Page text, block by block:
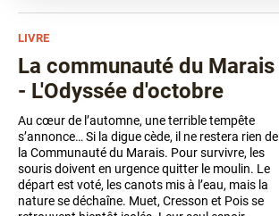
LIVRE
La communauté du Marais
- L'Odyssée d'octobre
Au cœur de l’automne, une terrible tempête
s’annonce… Si la digue cède, il ne restera rien de
la Communauté du Marais. Pour survivre, les
souris doivent en urgence quitter le moulin. Le
départ est voté, les canots mis à l’eau, mais la
nature se déchaîne. Muet, Cresson et Pois se